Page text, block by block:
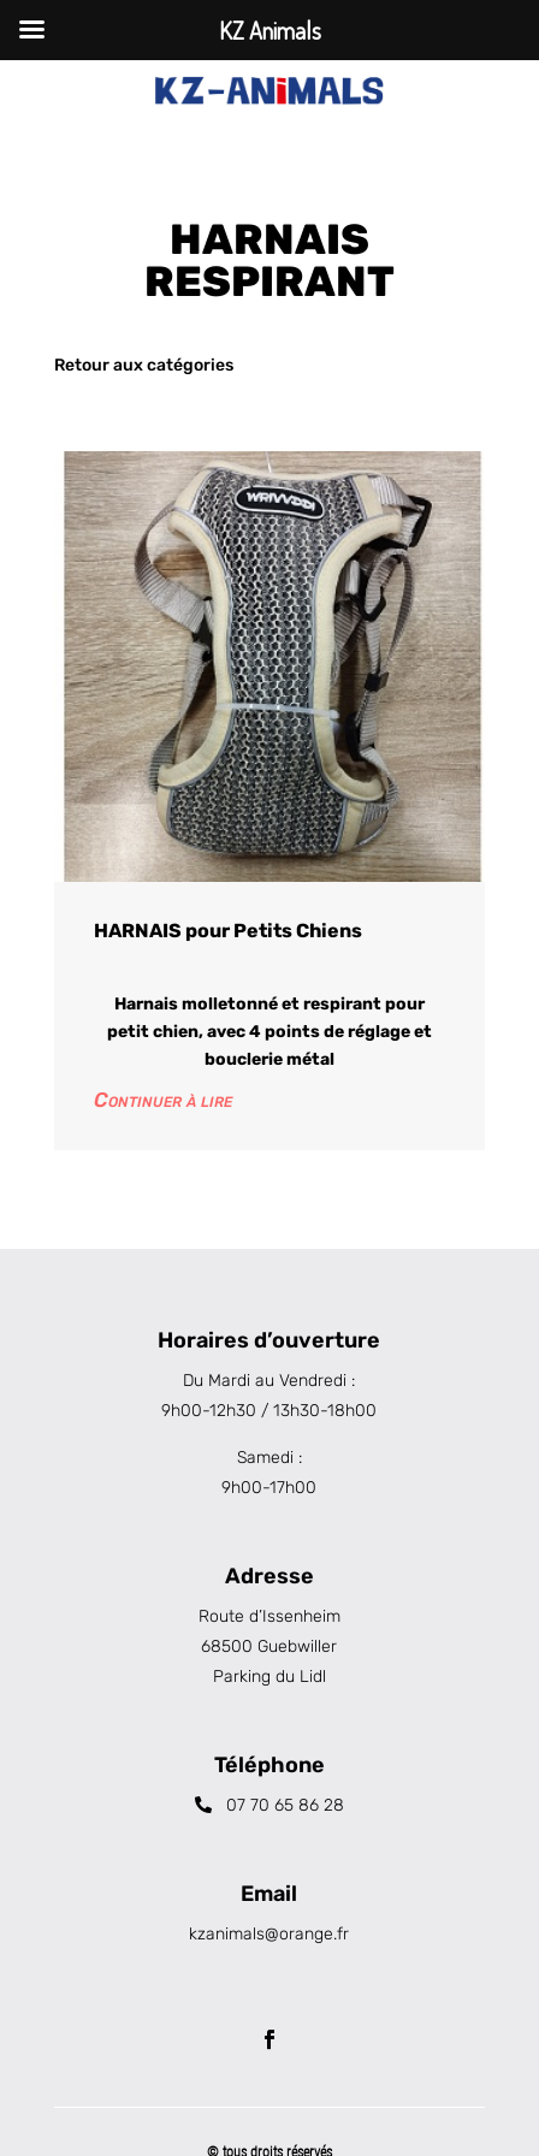
HARNAIS
RESPIRANT
Retour aux catégories
HARNAIS pour Petits Chiens
Harnais molletonné et respirant pour
petit chien, avec 4 points de réglage et
bouclerie métal
Continuer à lire
Horaires d’ouverture
Du Mardi au Vendredi :
9h00-12h30 / 13h30-18h00
Samedi :
9h00-17h00
Adresse
Route d’Issenheim
68500 Guebwiller
Parking du Lidl
Téléphone
07 70 65 86 28
Email
kzanimals@orange.fr
© tous droits réservés
KZ Animals